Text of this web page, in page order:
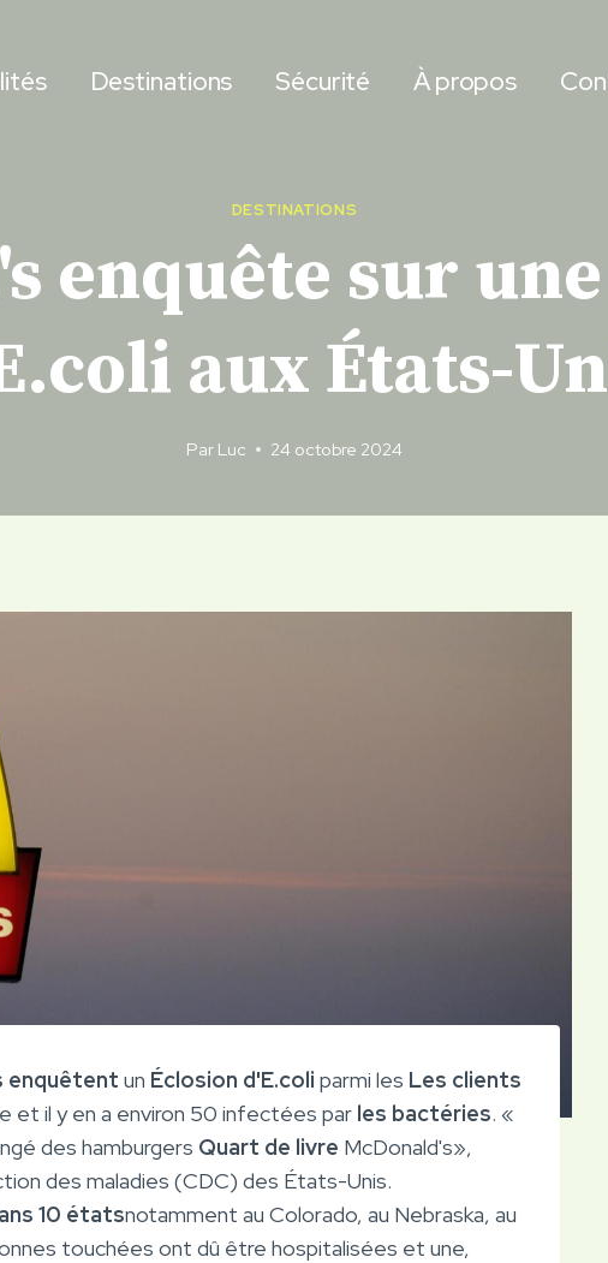
Destinations Sécurité À propos
DESTINATIONS
enquête sur
aux États-
Par Luc 24 octobre 2024
enquêtent un Éclosion d'E.coli parmi les Les clients
et il y en a environ 50 infectées par les bactéries. «
des hamburgers Quart de livre McDonald's»,
des maladies (CDC) des États-Unis.
10 étatsnotamment au Colorado, au Nebraska, au
touchées ont dû être hospitalisées et une,